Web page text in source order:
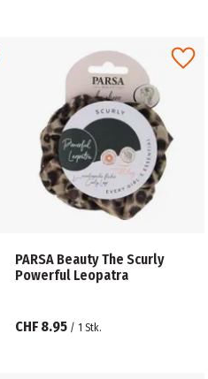
PARSA Beauty The Scurly
Powerful Leopatra
CHF 8.95 / 1 Stk.